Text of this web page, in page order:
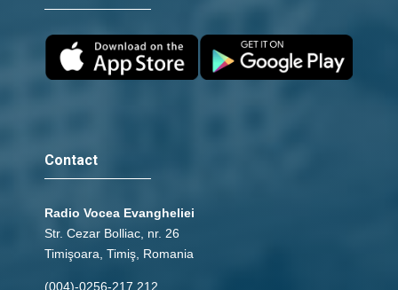
Contact
Radio Vocea Evangheliei
Str. Cezar Bolliac, nr. 26
Timişoara, Timiş, Romania
(004)-0256-217.212